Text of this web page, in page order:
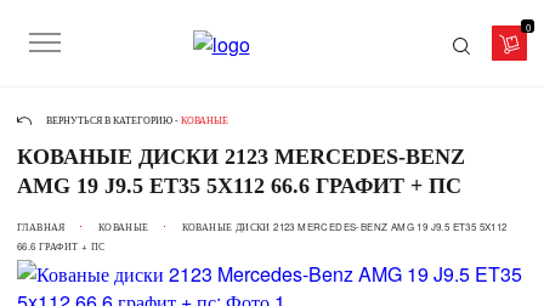
0
ВЕРНУТЬСЯ В КАТЕГОРИЮ - КОВАНЫЕ
КОВАНЫЕ ДИСКИ 2123 MERCEDES-BENZ
AMG 19 J9.5 ET35 5X112 66.6 ГРАФИТ + ПС
ГЛАВНАЯ КОВАНЫЕ
КОВАНЫЕ ДИСКИ 2123 MERCEDES-BENZ AMG 19 J9.5 ET35 5X112
66.6 ГРАФИТ + ПС